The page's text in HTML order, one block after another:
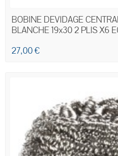
BOBINE DEVIDAGE
BLANCHE 19x30 2 PLIS X6
27,00 €